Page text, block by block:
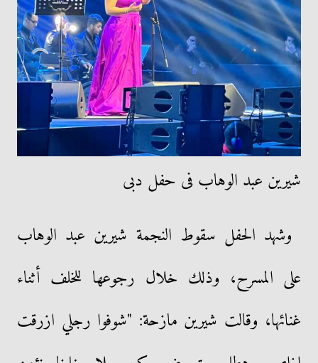
شيرين عبد الوهاب فى حفل دبى
وشهد الحفل سقوط النجمة شيرين عبد الوهاب
على المسرح، وذلك خلال رجوعها للخلف أثناء
غنائها، وقالت شيرين مازحة: "شوفوا رجلي ازرقت